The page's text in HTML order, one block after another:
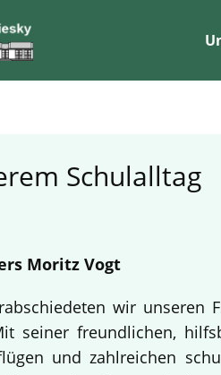
Schulalltag
Moritz Vogt
wir
seiner freundlichen,
und zahlreichen